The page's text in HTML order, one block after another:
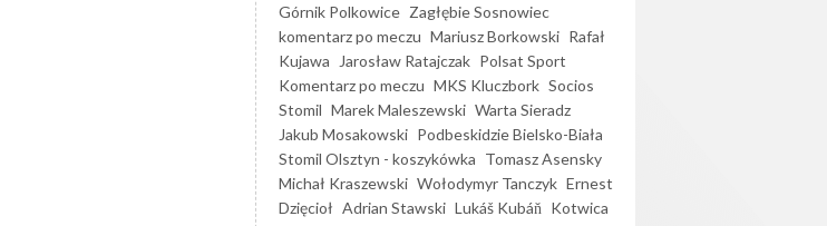
Górnik Polkowice Zagłębie Sosnowiec
komentarz po meczu Mariusz Borkowski Rafał
Kujawa
Jarosław Ratajczak Polsat Sport
Komentarz po meczu MKS Kluczbork Socios
Stomil Marek Maleszewski Warta Sieradz
Jakub Mosakowski Podbeskidzie Bielsko-Biała
Stomil Olsztyn - koszykówka Tomasz Asensky
Michał Kraszewski Wołodymyr Tanczyk Ernest
Dzięcioł Adrian Stawski Lukáš Kubáň Kotwica